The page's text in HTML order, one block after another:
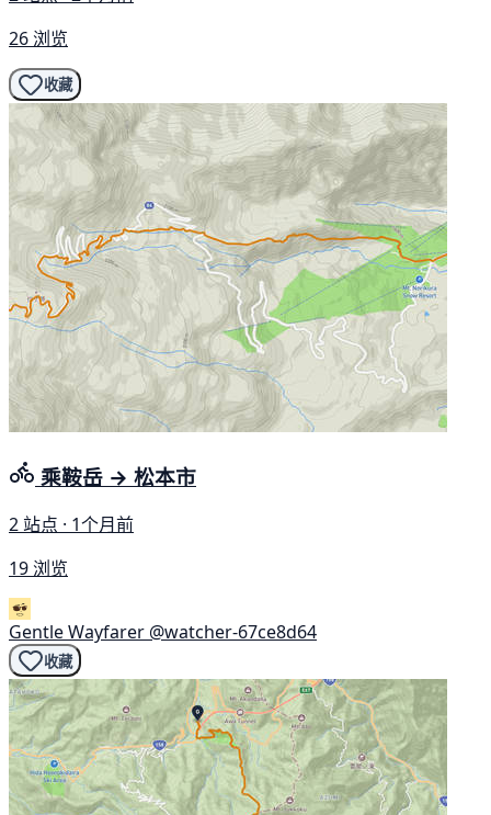
26 浏览
收藏
乘鞍岳 → 松本市
2 站点 · 1个月前
19 浏览
Gentle Wayfarer @watcher-67ce8d64
收藏